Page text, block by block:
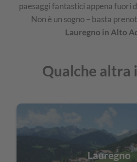
paesaggi fantastici appena fuori
Non è un sogno – basta
Lauregno in Alto
Qualche altra
Lauregno